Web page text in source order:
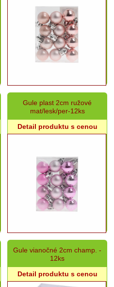
Gule plast 2cm ružové
mat/lesk/per-12ks
Detail produktu s cenou
Gule vianočné 2cm champ. -
12ks
Detail produktu s cenou